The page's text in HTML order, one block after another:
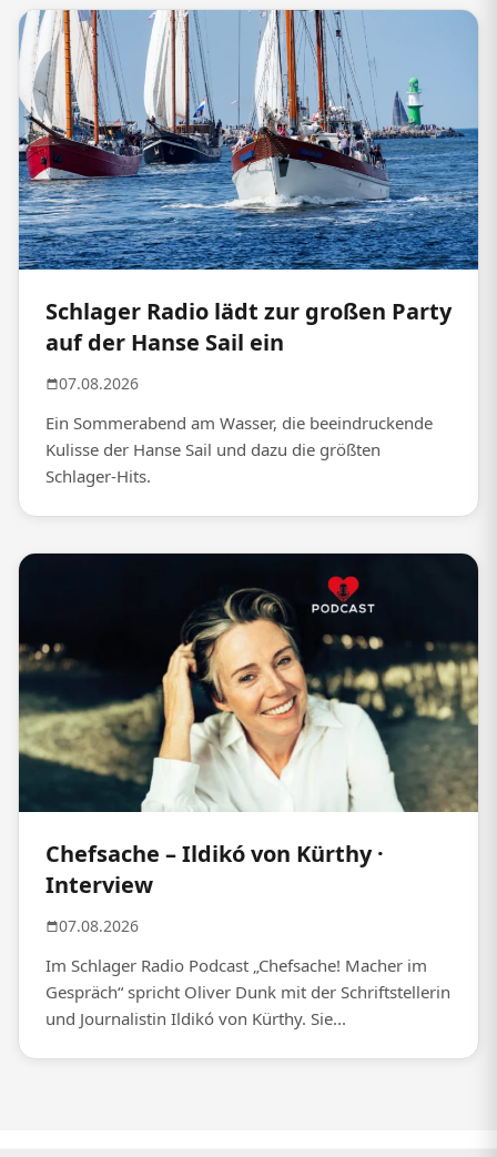
Schlager Radio lädt zur großen Party
auf der Hanse Sail ein
07.08.2026
Ein Sommerabend am Wasser, die beeindruckende
Kulisse der Hanse Sail und dazu die größten
Schlager-Hits.
Chefsache – Ildikó von Kürthy ·
Interview
07.08.2026
Im Schlager Radio Podcast „Chefsache! Macher im
Gespräch“ spricht Oliver Dunk mit der Schriftstellerin
und Journalistin Ildikó von Kürthy. Sie...